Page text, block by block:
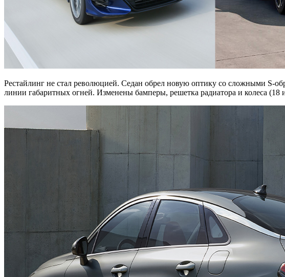
Рестайлинг не стал революцией. Седан обрел новую оптику со сложными S-
линии габаритных огней. Изменены бамперы, решетка радиатора и колеса